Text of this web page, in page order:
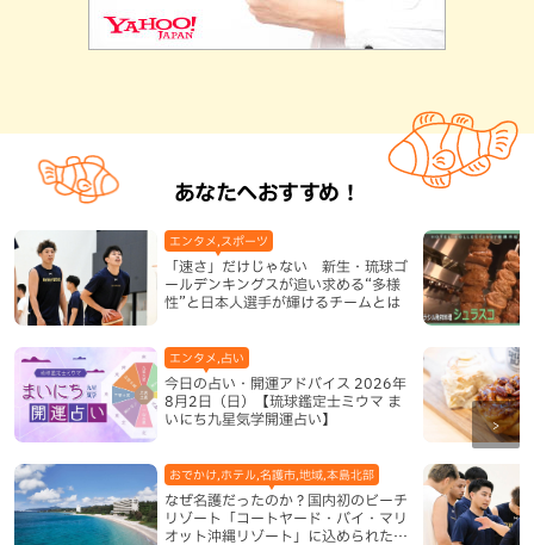
あなたへおすすめ！
「速さ」だけじゃない 新生・琉球ゴ
ールデンキングスが追い求める“多様
性”と日本人選手が輝けるチームとは
エンタメ,スポーツ
今日の占い・開運アドバイス 2026年
8月2日（日）【琉球鑑定士ミウマ ま
いにち九星気学開運占い】
エンタメ,占い
なぜ名護だったのか？国内初のビーチ
リゾート「コートヤード・バイ・マリ
オット沖縄リゾート」に込められた想
おでかけ,ホテル,名護市,地域,本島北部